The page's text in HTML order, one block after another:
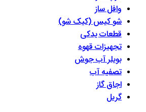
وافل ساز
شو کیس (کیک شو)
قطعات یدکی
تجهیزات قهوه
بویلر آب جوش
تصفیه آب
اجاق گاز
گریل